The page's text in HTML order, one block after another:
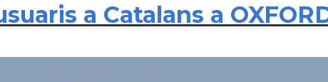
a Catalans a